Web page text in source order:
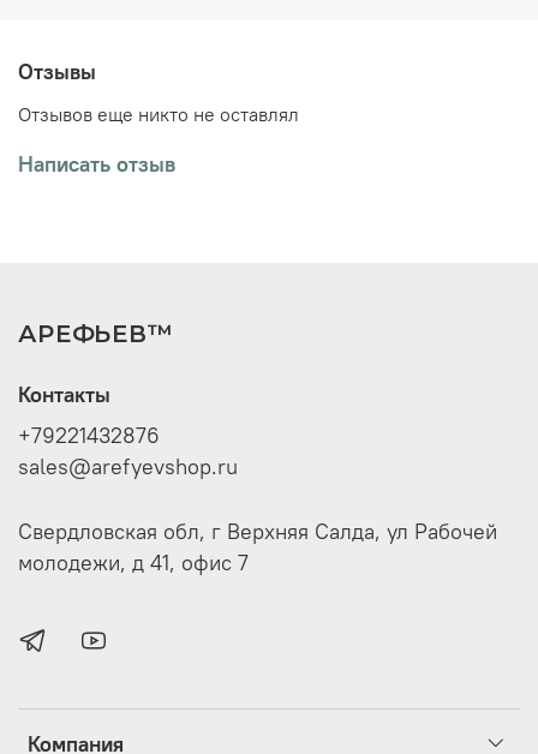
Отзывы
Отзывов еще никто не оставлял
Написать отзыв
АРЕФЬЕВ™
Компания
Контакты
+79221432876
sales@arefyevshop.ru
Свердловская обл, г Верхняя Салда, ул Рабочей
молодежи, д 41, офис 7